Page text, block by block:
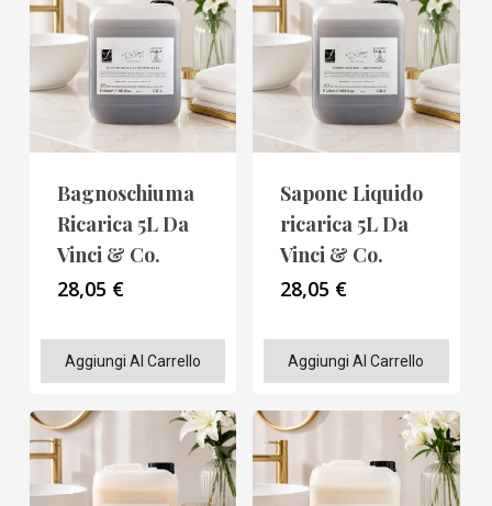
varianti.
Le
opzioni
possono
essere
nella
pagina
del
prodotto
Aggiungi Al Carrello
Bagnoschiuma
Ricarica 5L Da
Vinci & Co.
28,05 €
Aggiungi Al Carrello
Sapone Liquido
ricarica 5L Da
Vinci & Co.
28,05 €